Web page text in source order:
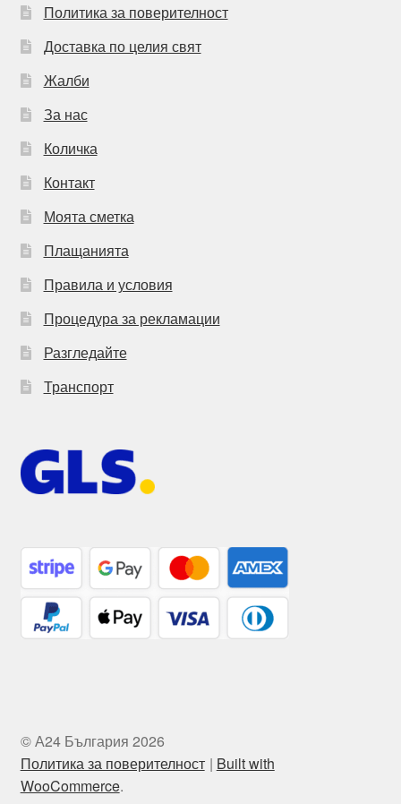
Политика за поверителност
Доставка по целия свят
Жалби
За нас
Количка
Контакт
Моята сметка
Плащанията
Правила и условия
Процедура за рекламации
Разгледайте
Транспорт
© А24 България 2026
Политика за поверителност
Built with
WooCommerce.